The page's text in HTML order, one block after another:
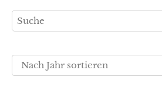
Nach Jahr sortieren